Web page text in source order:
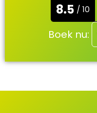
8.5 / 10
Boek nu: